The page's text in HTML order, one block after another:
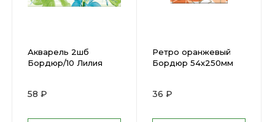
Акварель 2шб
Бордюр/10 Лилия
58 ₽
Ретро оранжевый
Бордюр 54х250мм
36 ₽